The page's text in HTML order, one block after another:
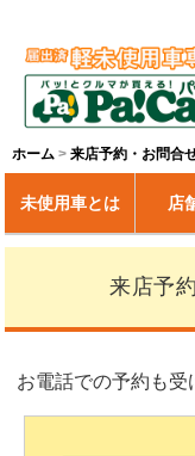
ホーム 来店予約・お問合
未使用車とは 店
来店予
お電話での予約も受